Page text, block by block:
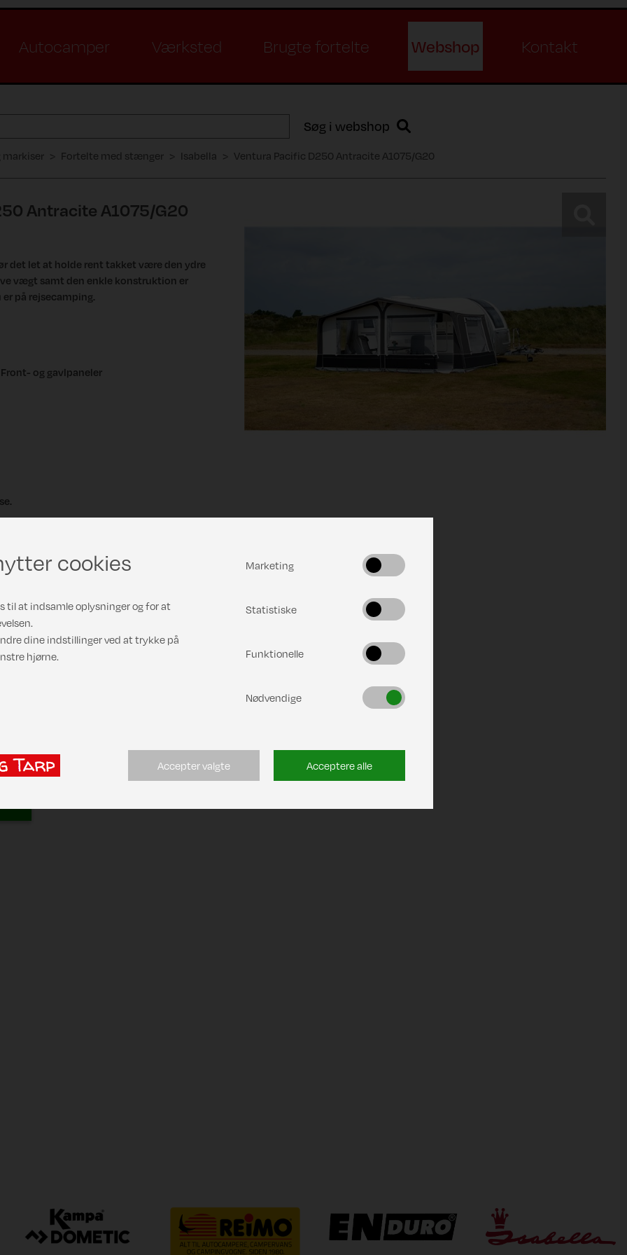
Autocamper Værksted Brugte fortelte Webshop Kontakt
Søg i webshop
markiser Fortelte med stænger Isabella Ventura Pacific D250 Antracite A1075/G20
Antracite A1075/G20
det let at holde rent takket være den ydre
vægt samt den enkle konstruktion er
på rejsecamping.
Front- og gavlpaneler
cookies
til at indsamle oplysninger og for at
dine indstillinger ved at trykke på
hjørne.
Marketing
Statistiske
Funktionelle
Nødvendige
Accepter valgte Acceptere alle